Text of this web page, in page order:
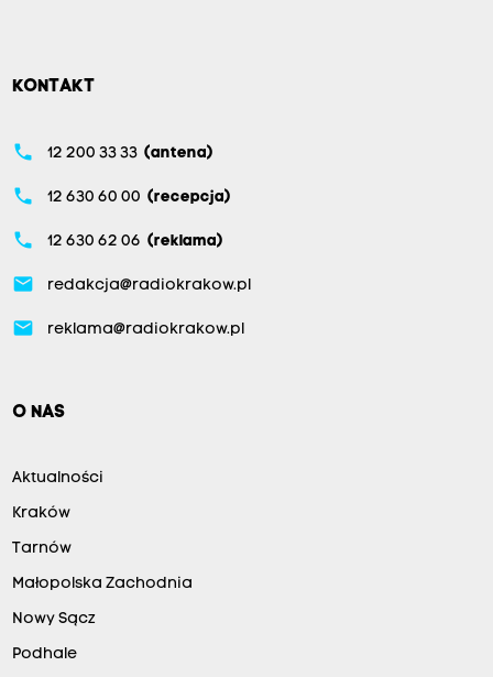
KONTAKT
phone 12 200 33 33 (antena)
phone 12 630 60 00 (recepcja)
phone 12 630 62 06 (reklama)
email redakcja@radiokrakow.pl
email reklama@radiokrakow.pl
O NAS
Aktualności
Kraków
Tarnów
Małopolska Zachodnia
Nowy Sącz
Podhale